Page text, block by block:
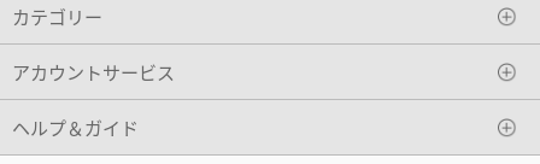
カテゴリー
アカウントサービス
ヘルプ＆ガイド